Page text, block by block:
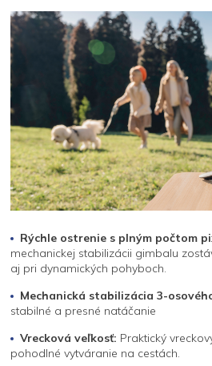
Rýchle ostrenie s plným počtom
mechanickej stabilizácii gimbalu
aj pri dynamických pohyboch.
Mechanická stabilizácia 3-
stabilné a presné natáčanie
Vrecková veľkosť: Praktický
pohodlné vytváranie na cestách.